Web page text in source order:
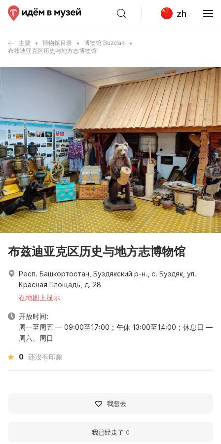
zh
主要 博物馆目录
博物馆 Buzdak
布兹迪亚克区历史与地方志博物馆
布兹迪亚克区历史与地方志博物馆
Респ. Башкортостан, Буздякский р-н., с. Буздяк, ул.
Красная Площадь, д. 28
在地图上显示
开放时间:
周一至周五 — 09:00至17:00；午休 13:00至14:00；休息日 —
周六、周日
0 还没有印象
我想去
我已经走了 0